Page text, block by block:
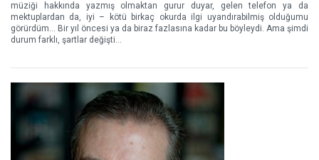
müziği hakkında yazmış olmaktan gurur duyar, gelen telefon ya da
mektuplardan da, iyi – kötü birkaç okurda ilgi uyandırabilmiş olduğumu
görürdüm... Bir yıl öncesi ya da biraz fazlasına kadar bu böyleydi. Ama şimdi
durum farklı, şartlar değişti...